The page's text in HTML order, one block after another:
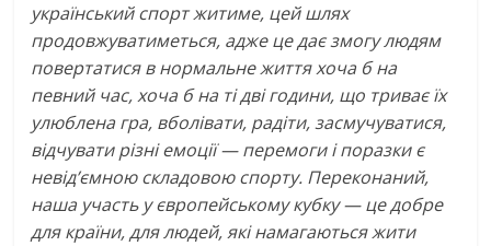
український спорт житиме, цей шлях
продовжуватиметься, адже це дає змогу людям
повертатися в нормальне життя хоча б на
певний час, хоча б на ті дві години, що триває їх
улюблена гра, вболівати, радіти, засмучуватися,
відчувати різні емоції — перемоги і поразки є
невід’ємною складовою спорту. Переконаний,
наша участь у європейському кубку — це добре
для країни, для людей, які намагаються жити